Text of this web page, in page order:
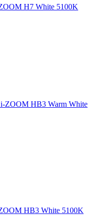
H7 White 5100K
ZOOM HB3 Warm White
HB3 White 5100K